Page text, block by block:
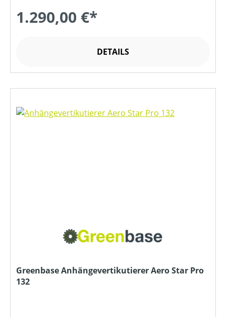
1.290,00 €*
DETAILS
Greenbase Anhängevertikutierer Aero Star Pro
132